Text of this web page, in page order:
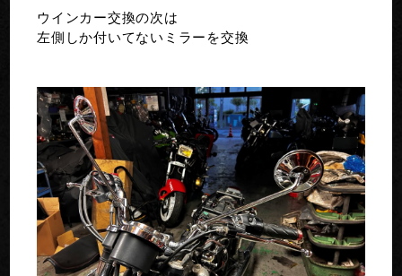
ウインカー交換の次は
左側しか付いてないミラーを交換